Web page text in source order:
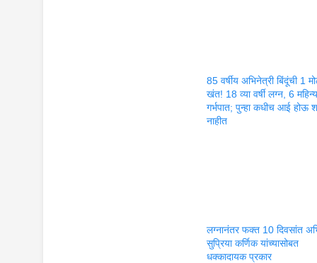
85 वर्षीय अभिनेत्री बिंदूंची 1
खंत! 18 व्या वर्षी लग्न, 6
गर्भपात; पुन्हा कधीच आई होऊ
नाहीत
लग्नानंतर फक्त 10 दिवसांत
सुप्रिया कर्णिक यांच्यासोबत
धक्कादायक प्रकार